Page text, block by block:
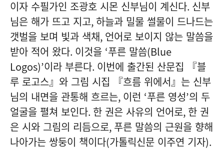
이자 수필가인 조광호 시몬 신부님이 계신다. 신부
님은 해가 뜨고 지고, 하늘과 밀물 썰물이 드나드는
갯벌을 보며 빛과 색채, 언어로 보이지 않는 말씀을
받아 적어 왔다. 이것을 ‘푸른 말씀(Blue
Logos)’이라 부른다. 이번에 출간된 산문집 『블
루 로고스』와 그림 시집 『흐름 위에서』는 신부
님의 내면을 관통해 흐르는, 이런 ‘푸른 영성’의 두
얼굴을 펼쳐 보인다. 한 권은 사유의 언어로, 한 권
은 시와 그림의 리듬으로, 푸른 말씀의 근원을 향해
나아가는 쌍둥이 책이다(가톨릭신문 이주연 기자).